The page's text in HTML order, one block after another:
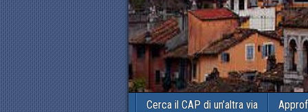
Cerca il CAP di un’altra via